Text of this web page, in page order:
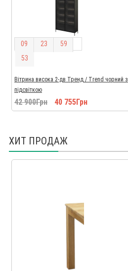
09 23 59
52
Вітрина висока 2-дв Тренд / Trend чорний з
підсвіткою
42 900Грн 40 755Грн
ХИТ ПРОДАЖ